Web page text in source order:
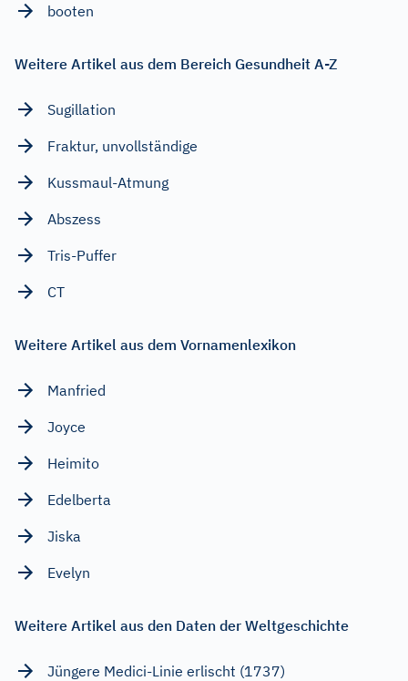
booten
Weitere Artikel aus dem Bereich Gesundheit A-Z
Sugillation
Fraktur, unvollständige
Kussmaul-Atmung
Abszess
Tris-Puffer
CT
Weitere Artikel aus dem Vornamenlexikon
Manfried
Joyce
Heimito
Edelberta
Jiska
Evelyn
Weitere Artikel aus den Daten der Weltgeschichte
Jüngere Medici-Linie erlischt (1737)